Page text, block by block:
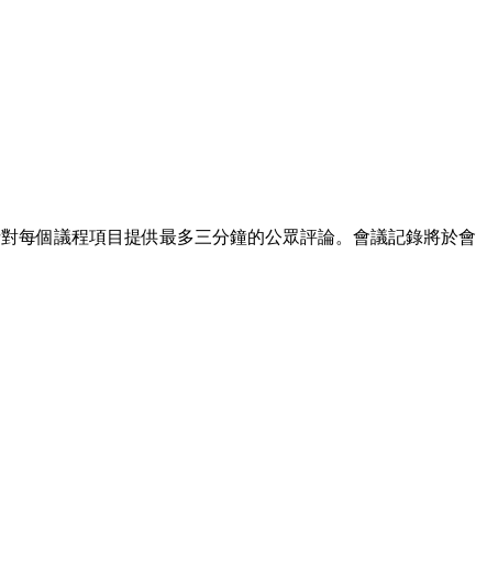
每個議程項目提供最多三分鐘的公眾評論。會議記錄將於會